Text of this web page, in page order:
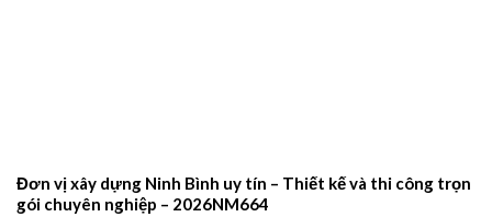
Đơn vị xây dựng Ninh Bình uy tín – Thiết kế và thi công trọn
gói chuyên nghiệp – 2026NM664